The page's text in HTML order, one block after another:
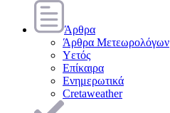
Άρθρα
Άρθρα Μετεωρολόγων
Υετός
Επίκαιρα
Ενημερωτικά
Cretaweather